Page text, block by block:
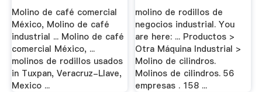
Molino de café comercial
México, Molino de café
industrial ... Molino de café
comercial México, ...
molinos de rodillos usados
in Tuxpan, Veracruz-Llave,
Mexico ...
molino de rodillos de
negocios industrial. You
are here: ... Productos >
Otra Máquina Industrial >
Molino de cilindros.
Molinos de cilindros. 56
empresas . 158 ...